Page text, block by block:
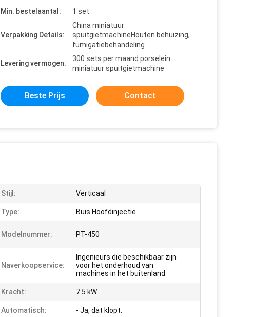
Min. bestelaantal:
1 set
Verpakking Details:
China miniatuur
spuitgietmachineHouten behuizing,
fumigatiebehandeling
Levering vermogen:
300 sets per maand porselein
miniatuur spuitgietmachine
Beste Prijs Contact
Stijl: Verticaal
Type: Buis Hoofdinjectie
Modelnummer: PT-450
Naverkoopservice:
Ingenieurs die beschikbaar zijn
voor het onderhoud van
machines in het buitenland
Kracht: 7.5 kW
Automatisch: - Ja, dat klopt.